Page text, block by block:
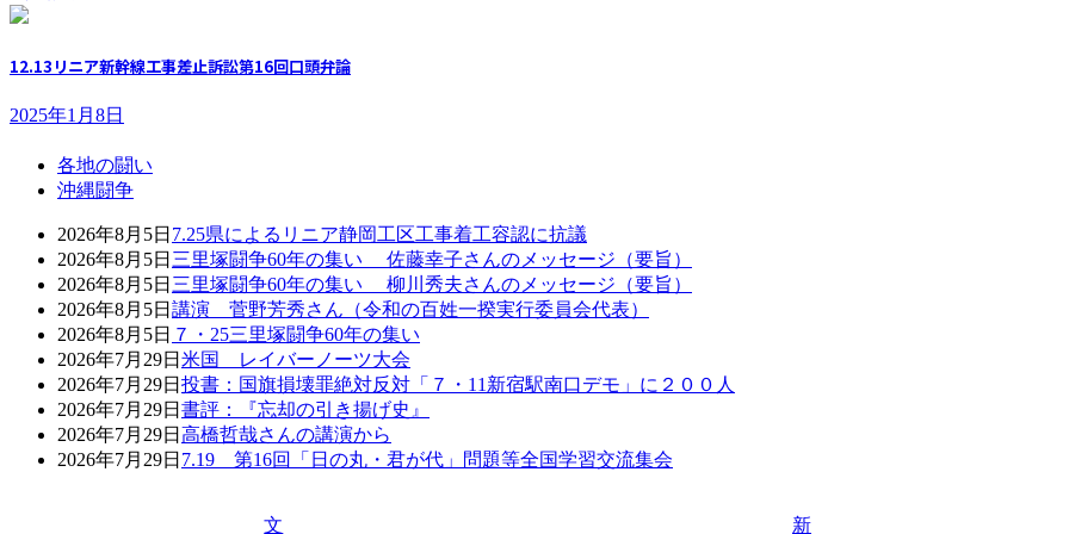
12.13リニア新幹線工事差止訴訟第16回口頭弁論
2025年1月8日
各地の闘い
沖縄闘争
2026年8月5日 7.25県によるリニア静岡工区工事着工容認に抗議
2026年8月5日 三里塚闘争60年の集い 佐藤幸子さんのメッセージ（要旨）
2026年8月5日 三里塚闘争60年の集い 柳川秀夫さんのメッセージ（要旨）
2026年8月5日 講演 菅野芳秀さん（令和の百姓一揆実行委員会代表）
2026年8月5日 ７・25三里塚闘争60年の集い
2026年7月29日 米国 レイバーノーツ大会
2026年7月29日 投書：国旗損壊罪絶対反対「７・11新宿駅南口デモ」に２００人
2026年7月29日 書評：『忘却の引き揚げ史』
2026年7月29日 高橋哲哉さんの講演から
2026年7月29日 7.19 第16回「日の丸・君が代」問題等全国学習交流集会
文 新